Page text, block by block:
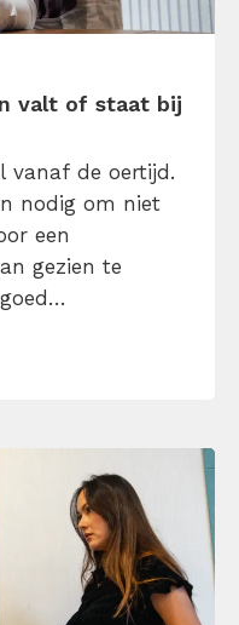
valt of staat bij
vanaf de oertijd.
nodig om niet
een
gezien te
te werken met